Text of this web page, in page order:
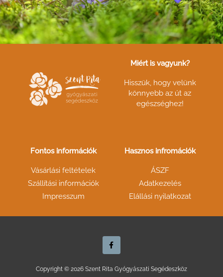
Miért is vagyunk?
Hisszük, hogy velünk
könnyebb az út az
egészséghez!
Fontos információk
Vásárlási feltételek
Szállítási információk
Impresszum
Hasznos infromációk
ÁSZF
Adatkezelés
Elállási nyilatkozat
a
c
e
o
Copyright © 2026 Szent Rita Gyógyászati Segédeszköz